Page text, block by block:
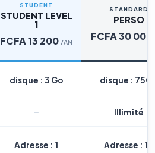
STUDENT
STUDENT LEVEL
1
FCFA 13 200 /AN
STANDARD
PERSO
FCFA 30 004
disque : 3 Go disque :
Illimité
Adresse : 1 Adresse : 10